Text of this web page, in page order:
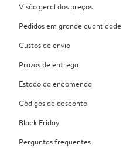
Visão geral dos preços
Pedidos em grande quantidade
Custos de envio
Prazos de entrega
Estado da encomenda
Códigos de desconto
Black Friday
Perguntas frequentes